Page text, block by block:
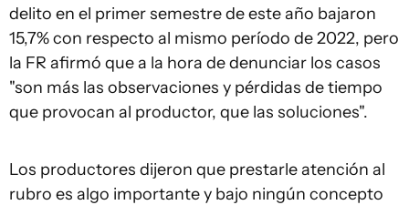
delito en el primer semestre de este año bajaron
15,7% con respecto al mismo período de 2022, pero
la FR afirmó que a la hora de denunciar los casos
"son más las observaciones y pérdidas de tiempo
que provocan al productor, que las soluciones".
Los productores dijeron que prestarle atención al
rubro es algo importante y bajo ningún concepto